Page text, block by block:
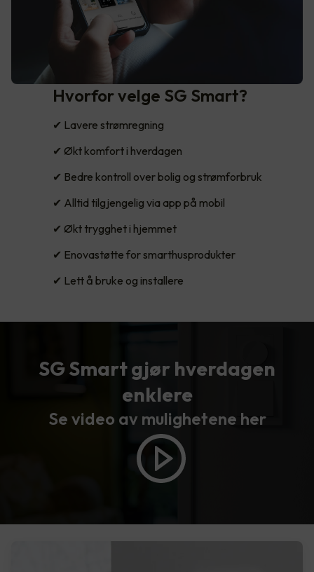
Hvorfor velge SG Smart?
✔ Lavere strømregning
✔ Økt komfort i hverdagen
✔ Bedre kontroll over bolig og strømforbruk
✔ Alltid tilgjengelig via app på mobil
✔ Økt trygghet i hjemmet
✔ Enovastøtte for smarthusprodukter
✔ Lett å bruke og installere
SG Smart gjør hverdagen
enklere
Se video av mulighetene her